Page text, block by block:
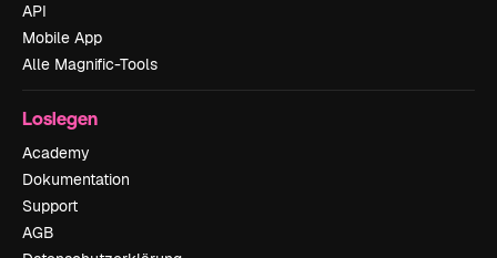
API
Mobile App
Alle Magnific-Tools
Loslegen
Academy
Dokumentation
Support
AGB